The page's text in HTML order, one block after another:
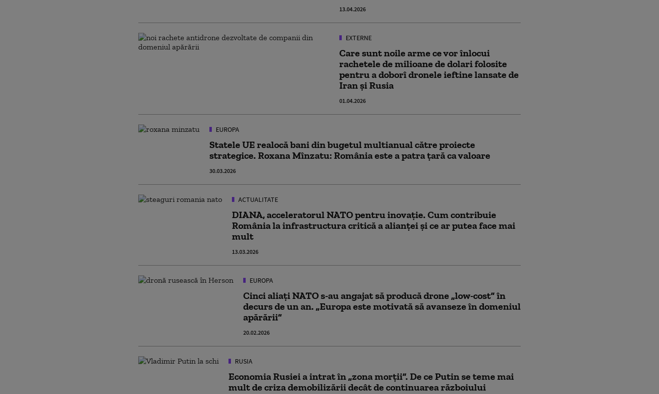
13.04.2026
EXTERNE
Care sunt noile arme ce vor înlocui
rachetele de milioane de dolari folosite
pentru a doborî dronele ieftine lansate de
Iran și Rusia
01.04.2026
EUROPA
Statele UE realocă bani din bugetul multianual către proiecte
strategice. Roxana Mînzatu: România este a patra țară ca valoare
30.03.2026
ACTUALITATE
DIANA, acceleratorul NATO pentru inovație. Cum contribuie
România la infrastructura critică a alianței și ce ar putea face mai
mult
13.03.2026
EUROPA
Cinci aliați NATO s-au angajat să producă drone „low-cost” în
decurs de un an. „Europa este motivată să avanseze în domeniul
apărării”
20.02.2026
RUSIA
Economia Rusiei a intrat în „zona morții”. De ce Putin se teme mai
mult de criza demobilizării decât de continuarea războiului